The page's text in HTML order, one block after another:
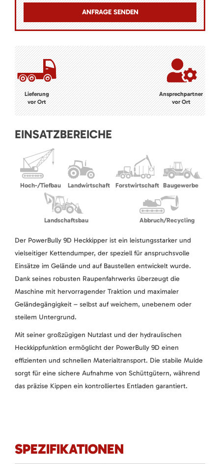
Lieferung
vor Ort
Ansprechpartner
vor Ort
EINSATZBEREICHE
Hoch-/Tiefbau Landwirtschaft Forstwirtschaft Baugewerbe
Landschaftsbau Abbruch/Recycling
Der PowerBully 9D Heckkipper ist ein leistungsstarker und
vielseitiger Kettendumper, der speziell für anspruchsvolle
Einsätze im Gelände und auf Baustellen entwickelt wurde.
Dank seines robusten Raupenfahrwerks überzeugt die
Maschine mit hervorragender Traktion und maximaler
Geländegängigkeit – selbst auf weichem, unebenem oder
steilem Untergrund.
Mit seiner großzügigen Nutzlast und der hydraulischen
Heckkippfunktion ermöglicht der PowerBully 9D einen
effizienten und schnellen Materialtransport. Die stabile Mulde
sorgt für eine sichere Aufnahme von Schüttgütern, während
das präzise Kippen ein kontrolliertes Entladen garantiert.
SPEZIFIKATIONEN